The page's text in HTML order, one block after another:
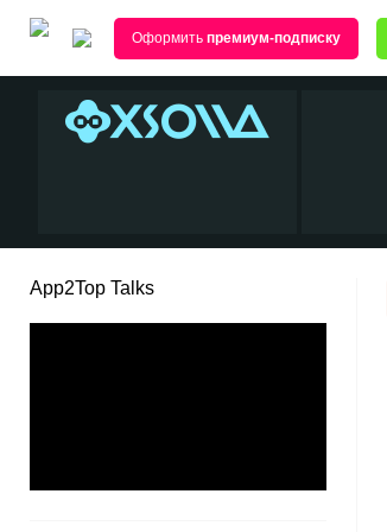
Оформить премиум-подписку
App2Top Talks